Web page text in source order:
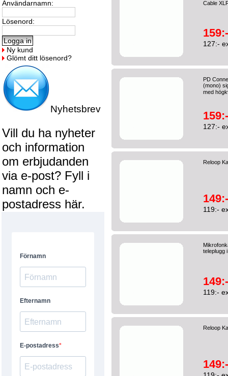
Användarnamn:
Lösenord:
Ny kund
Glömt ditt lösenord?
Nyhetsbrev
Vill du ha nyheter
och information
om erbjudanden
via e-post? Fyll i
namn och e-
postadress här.
Cable
159:-
127:-
PD
(mono)
med
159:-
127:-
Reloop
149:-
119:-
teleplugg
149:-
119:-
Reloop
149:-